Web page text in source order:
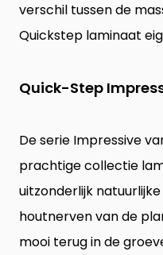
verschil tussen de
Quickstep laminaat
Quick-Step
De serie Impressive
prachtige collectie
uitzonderlijk
houtnerven van de
mooi terug in de